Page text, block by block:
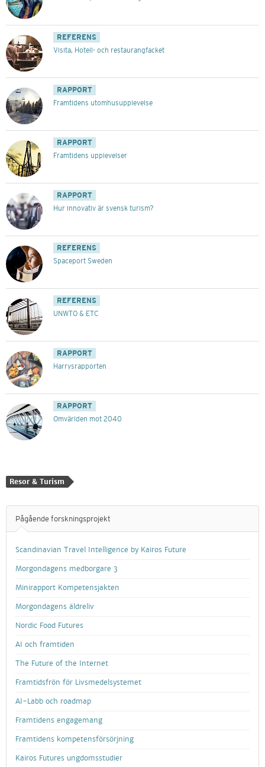
REFERENS
Visita, Hotell- och restaurangfacket
RAPPORT
Framtidens utomhusupplevelse
RAPPORT
Framtidens upplevelser
RAPPORT
Hur innovativ är svensk turism?
REFERENS
Spaceport Sweden
REFERENS
UNWTO & ETC
RAPPORT
Harrysrapporten
RAPPORT
Omvärlden mot 2040
Resor & Turism
Pågående forskningsprojekt
Scandinavian Travel Intelligence by Kairos Future
Morgondagens medborgare 3
Minirapport Kompetensjakten
Morgondagens äldreliv
Nordic Food Futures
AI och framtiden
The Future of the Internet
Framtidsfrön för Livsmedelsystemet
AI-Labb och roadmap
Framtidens engagemang
Framtidens kompetensförsörjning
Kairos Futures ungdomsstudier